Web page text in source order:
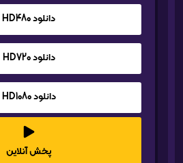
دانلود HD480
دانلود HD720
دانلود HD1080
پخش آنلاین